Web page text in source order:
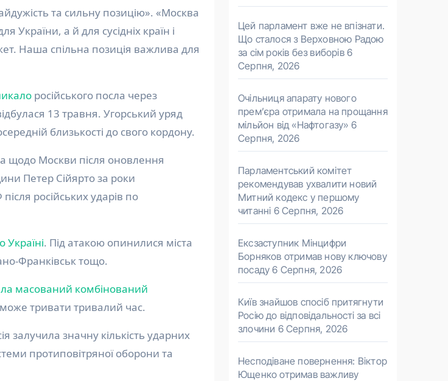
та сильну позицію». «Москва
а й для сусідніх країн і
Наша спільна позиція важлива для
російського посла через
13 травня. Угорський уряд
близькості до свого кордону.
щодо Москви після оновлення
Петер Сійярто за роки
російських ударів по
Україні. Під атакою опинилися міста
Франківськ тощо.
масований комбінований
тривати тривалий час.
залучила значну кількість ударних
протиповітряної оборони та
Цей парламент вже не впізнати.
Що сталося з Верховною Радою
за сім років без виборів 6
Серпня, 2026
Очільниця апарату нового
прем’єра отримала на прощання
мільйон від «Нафтогазу» 6
Серпня, 2026
Парламентський комітет
рекомендував ухвалити новий
Митний кодекс у першому
читанні 6 Серпня, 2026
Ексзаступник Мінцифри
Борняков отримав нову ключову
посаду 6 Серпня, 2026
Київ знайшов спосіб притягнути
Росію до відповідальності за всі
злочини 6 Серпня, 2026
Несподіване повернення: Віктор
Ющенко отримав важливу